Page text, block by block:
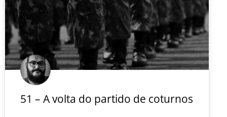
51 – A volta do partido de coturnos